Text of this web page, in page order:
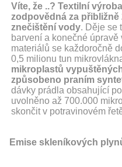
Víte, že ..? Textilní
zodpovědná za přibližně
znečištění vody. Děje se
barvení a konečné
materiálů se každoročně
0,5 milionu tun
mikroplastů
způsobeno praním
dávky prádla obsahující
uvolněno až 700.000
skončit v potravinovém
Emise skleníkových